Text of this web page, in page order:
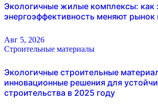
Экологичные жилые комплексы: как
энергоэффективность меняют
Авг 5, 2026
Строительные материалы
Экологичные строительные
инновационные решения для
строительства в 2025 году